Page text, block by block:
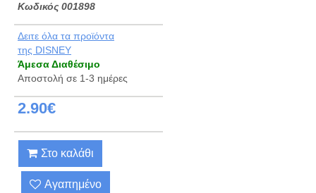
Kωδικός 001898
Δειτε όλα τα προϊόντα
της DISNEY
Άμεσα Διαθέσιμο
Αποστολή σε 1-3 ημέρες
2.90€
Στο καλάθι
Αγαπημένο